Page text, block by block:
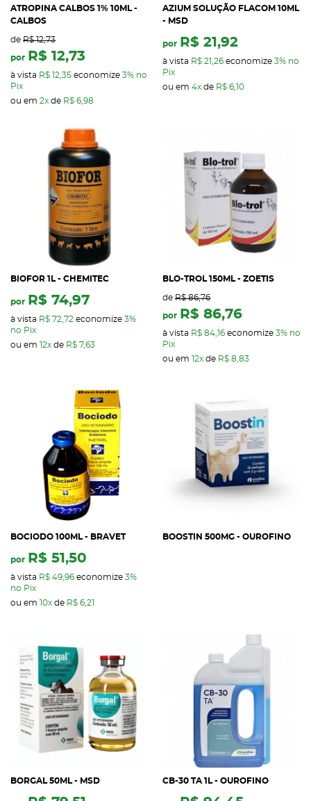
ATROPINA CALBOS 1% 10ML -
CALBOS
de R$ 12,73
por R$ 12,73
à vista R$ 12,35 economize 3% no
Pix
ou em 2x de R$ 6,98
AZIUM SOLUÇÃO FLACOM 10ML
- MSD
por R$ 21,92
à vista R$ 21,26 economize 3% no
Pix
ou em 4x de R$ 6,10
BIOFOR 1L - CHEMITEC
por R$ 74,97
à vista R$ 72,72 economize 3%
no Pix
ou em 12x de R$ 7,63
BLO-TROL 150ML - ZOETIS
de R$ 86,76
por R$ 86,76
à vista R$ 84,16 economize 3% no
Pix
ou em 12x de R$ 8,83
BOCIODO 100ML - BRAVET
por R$ 51,50
à vista R$ 49,96 economize 3%
no Pix
ou em 10x de R$ 6,21
BOOSTIN 500MG - OUROFINO
BORGAL 50ML - MSD CB-30 TA 1L - OUROFINO